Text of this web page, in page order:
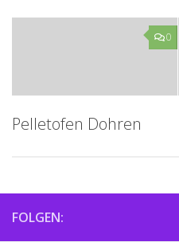
0
Pelletofen Dohren
FOLGEN: